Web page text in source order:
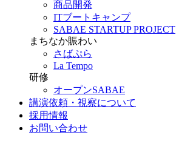
商品開発
ITブートキャンプ
SABAE STARTUP PROJECT
まちなか賑わい
さばぷら
La Tempo
研修
オープンSABAE
講演依頼・視察について
採用情報
お問い合わせ